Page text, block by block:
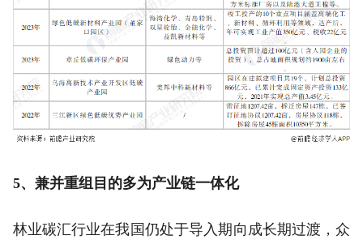
5、兼并重组目的多为产业链一体化
林业碳汇行业在我国仍处于导入期向成长期过渡，众